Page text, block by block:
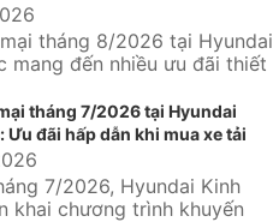
tháng 8/2026 tại Hyundai
mang đến nhiều ưu đãi thiết
tháng 7/2026 tại Hyundai
Ưu đãi hấp dẫn khi mua xe tải
Hyundai Solati
7/2026, Hyundai Kinh
khai chương trình khuyến